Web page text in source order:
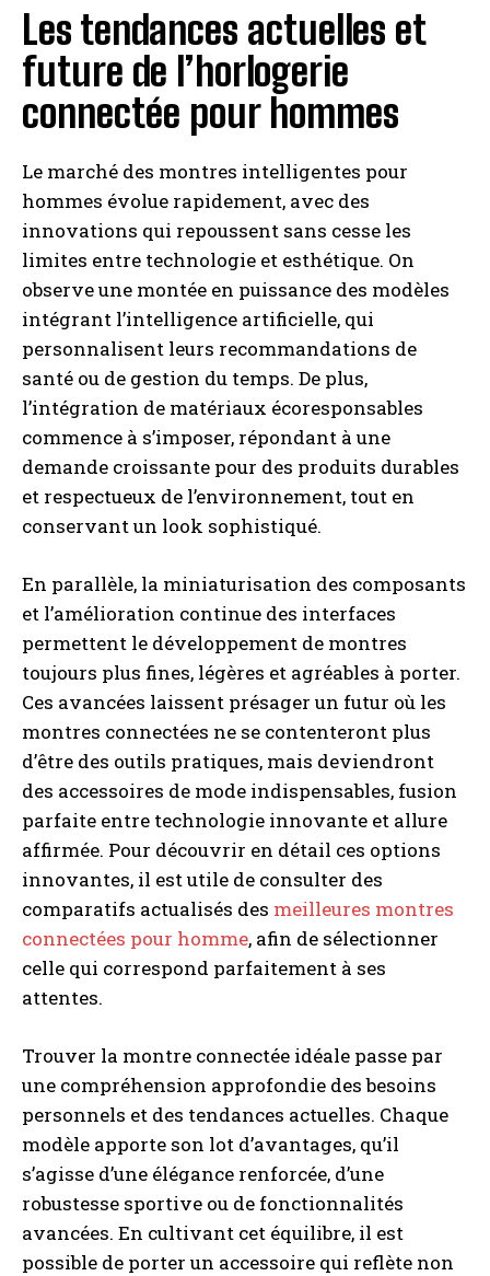
Les tendances actuelles et
future de l’horlogerie
connectée pour hommes
Le marché des montres intelligentes pour
hommes évolue rapidement, avec des
innovations qui repoussent sans cesse les
limites entre technologie et esthétique. On
observe une montée en puissance des modèles
intégrant l’intelligence artificielle, qui
personnalisent leurs recommandations de
santé ou de gestion du temps. De plus,
l’intégration de matériaux écoresponsables
commence à s’imposer, répondant à une
demande croissante pour des produits durables
et respectueux de l’environnement, tout en
conservant un look sophistiqué.
En parallèle, la miniaturisation des composants
et l’amélioration continue des interfaces
permettent le développement de montres
toujours plus fines, légères et agréables à porter.
Ces avancées laissent présager un futur où les
montres connectées ne se contenteront plus
d’être des outils pratiques, mais deviendront
des accessoires de mode indispensables, fusion
parfaite entre technologie innovante et allure
affirmée. Pour découvrir en détail ces options
innovantes, il est utile de consulter des
comparatifs actualisés des meilleures montres
connectées pour homme, afin de sélectionner
celle qui correspond parfaitement à ses
attentes.
Trouver la montre connectée idéale passe par
une compréhension approfondie des besoins
personnels et des tendances actuelles. Chaque
modèle apporte son lot d’avantages, qu’il
s’agisse d’une élégance renforcée, d’une
robustesse sportive ou de fonctionnalités
avancées. En cultivant cet équilibre, il est
possible de porter un accessoire qui reflète non